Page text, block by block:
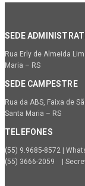
SEDE
Rua Erly de Almeida
Maria – RS
SEDE CAMPESTRE
Rua da ABS, Faixa de
Santa Maria – RS
TELEFONES
(55) 9.9685-8572 |
(55) 3666-2059 |